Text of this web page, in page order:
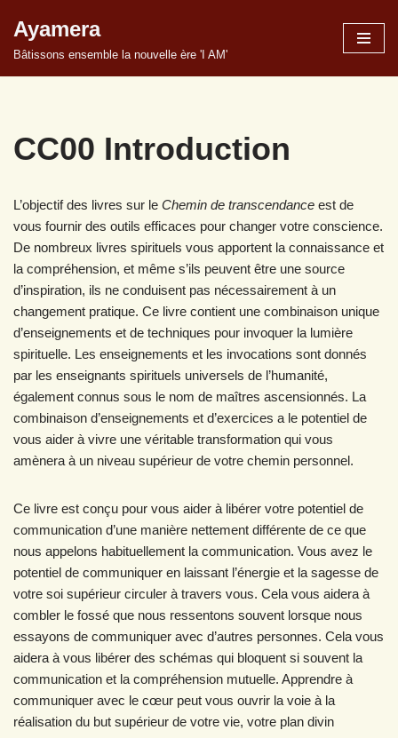
Aller
Ayamera
Bâtissons ensemble la nouvelle ère 'I AM'
CC00 Introduction
L’objectif des livres sur le Chemin de transcendance est de
vous fournir des outils efficaces pour changer votre conscience.
De nombreux livres spirituels vous apportent la connaissance et
la compréhension, et même s’ils peuvent être une source
d’inspiration, ils ne conduisent pas nécessairement à un
changement pratique. Ce livre contient une combinaison unique
d’enseignements et de techniques pour invoquer la lumière
spirituelle. Les enseignements et les invocations sont donnés
par les enseignants spirituels universels de l’humanité,
également connus sous le nom de maîtres ascensionnés. La
combinaison d’enseignements et d’exercices a le potentiel de
vous aider à vivre une véritable transformation qui vous
amènera à un niveau supérieur de votre chemin personnel.
Ce livre est conçu pour vous aider à libérer votre potentiel de
communication d’une manière nettement différente de ce que
nous appelons habituellement la communication. Vous avez le
potentiel de communiquer en laissant l’énergie et la sagesse de
votre soi supérieur circuler à travers vous. Cela vous aidera à
combler le fossé que nous ressentons souvent lorsque nous
essayons de communiquer avec d’autres personnes. Cela vous
aidera à vous libérer des schémas qui bloquent si souvent la
communication et la compréhension mutuelle. Apprendre à
communiquer avec le cœur peut vous ouvrir la voie à la
réalisation du but supérieur de votre vie, votre plan divin